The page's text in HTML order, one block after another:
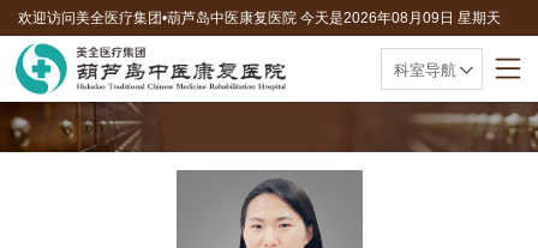
欢迎访问美全医疗集团•葫芦岛中医康复医院 今天是2026年08月09日 星期天
联系电话：0429-8010595
科室导航